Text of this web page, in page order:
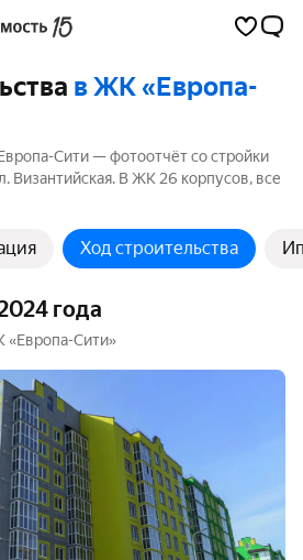
в ЖК «Европа-
Сити — фотоотчёт со стройки
Византийская. В ЖК 26 корпусов, все
Ход строительства
года
«Европа-Сити»